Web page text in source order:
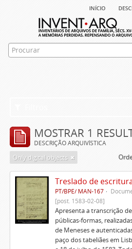
início
MOSTRAR 1
DESCRIÇÃO ARQUIVÍSTICA
Only digital objects
PT/BPE/ MAN-167
[post. 1583-02-08]
Apresenta a transcrição
públicas-formas,
de Meneses e
paço dos tabeliães em